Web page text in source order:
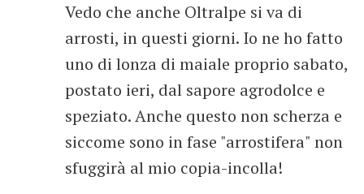
Vedo che anche Oltralpe si va di
arrosti, in questi giorni. Io ne ho fatto
uno di lonza di maiale proprio sabato,
postato ieri, dal sapore agrodolce e
speziato. Anche questo non scherza e
siccome sono in fase "arrostifera" non
sfuggirà al mio copia-incolla!